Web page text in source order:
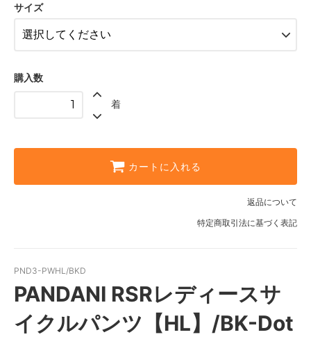
サイズ
購入数
着
カートに入れる
返品について
特定商取引法に基づく表記
PND3-PWHL/BKD
PANDANI RSRレディースサ
イクルパンツ【HL】/BK-Dot